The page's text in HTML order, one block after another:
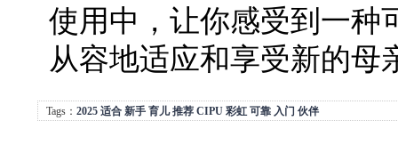
使用中，让你感受到一种
从容地适应和享受新的母
Tags： 2025 适合 新手 育儿 推荐 CIPU 彩虹 可靠 入门 伙伴